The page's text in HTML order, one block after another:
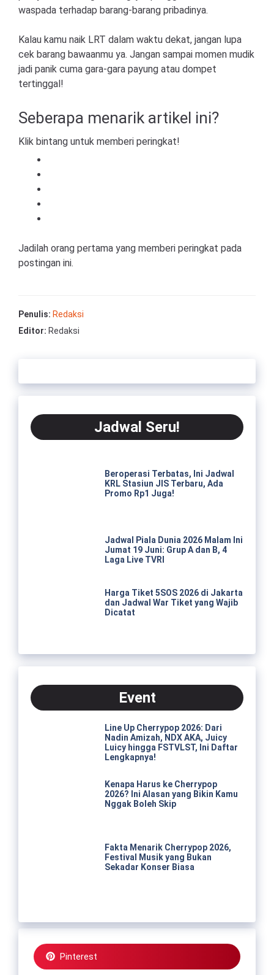
waspada terhadap barang-barang pribadinya.
Kalau kamu naik LRT dalam waktu dekat, jangan lupa
cek barang bawaanmu ya. Jangan sampai momen mudik
jadi panik cuma gara-gara payung atau dompet
tertinggal!
Seberapa menarik artikel ini?
Klik bintang untuk memberi peringkat!
Jadilah orang pertama yang memberi peringkat pada
postingan ini.
Penulis: Redaksi
Editor: Redaksi
Jadwal Seru!
Beroperasi Terbatas, Ini Jadwal
KRL Stasiun JIS Terbaru, Ada
Promo Rp1 Juga!
Jadwal Piala Dunia 2026 Malam Ini
Jumat 19 Juni: Grup A dan B, 4
Laga Live TVRI
Harga Tiket 5SOS 2026 di Jakarta
dan Jadwal War Tiket yang Wajib
Dicatat
Event
Line Up Cherrypop 2026: Dari
Nadin Amizah, NDX AKA, Juicy
Luicy hingga FSTVLST, Ini Daftar
Lengkapnya!
Kenapa Harus ke Cherrypop
2026? Ini Alasan yang Bikin Kamu
Nggak Boleh Skip
Fakta Menarik Cherrypop 2026,
Festival Musik yang Bukan
Sekadar Konser Biasa
Pinterest